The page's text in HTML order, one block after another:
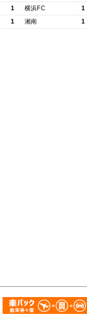
1
横浜FC 1
1
湘南 1